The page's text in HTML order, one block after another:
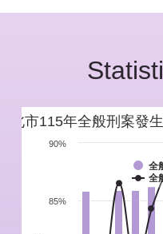
新北市重要警政統計
警政性別統計
警政統計通報
警政統計懶人包
北市115年全般刑案發
全
全
85%
90%